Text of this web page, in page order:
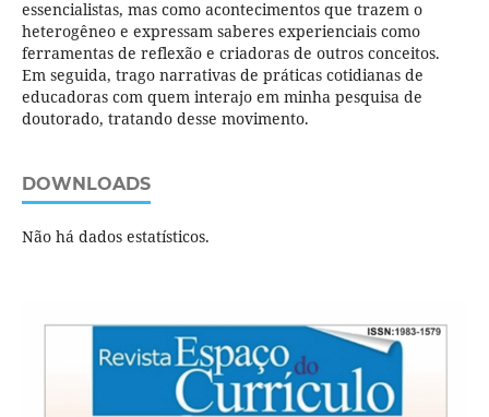
essencialistas, mas como acontecimentos que trazem o
heterogêneo e expressam saberes experienciais como
ferramentas de reflexão e criadoras de outros conceitos.
Em seguida, trago narrativas de práticas cotidianas de
educadoras com quem interajo em minha pesquisa de
doutorado, tratando desse movimento.
DOWNLOADS
Não há dados estatísticos.